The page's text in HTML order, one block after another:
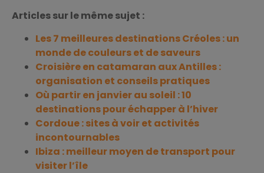
Articles sur le même sujet :
Les 7 meilleures destinations Créoles : un
monde de couleurs et de saveurs
Croisière en catamaran aux Antilles :
organisation et conseils pratiques
Où partir en janvier au soleil : 10
destinations pour échapper à l’hiver
Cordoue : sites à voir et activités
incontournables
Ibiza : meilleur moyen de transport pour
visiter l’île